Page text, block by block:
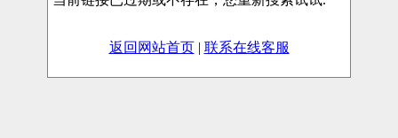
返回网站首页| 联系在线客服